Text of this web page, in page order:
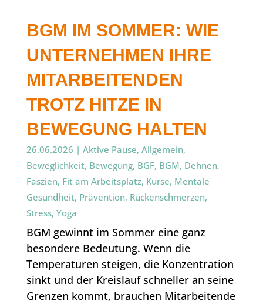
BGM IM SOMMER: WIE
UNTERNEHMEN IHRE
MITARBEITENDEN
TROTZ HITZE IN
BEWEGUNG HALTEN
26.06.2026 | Aktive Pause, Allgemein,
Beweglichkeit, Bewegung, BGF, BGM, Dehnen,
Faszien, Fit am Arbeitsplatz, Kurse, Mentale
Gesundheit, Prävention, Rückenschmerzen,
Stress, Yoga
BGM gewinnt im Sommer eine ganz
besondere Bedeutung. Wenn die
Temperaturen steigen, die Konzentration
sinkt und der Kreislauf schneller an seine
Grenzen kommt, brauchen Mitarbeitende